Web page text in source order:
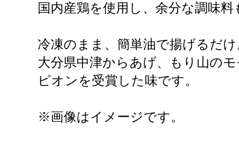
国内産鶏を使用し、余分な調味
冷凍のまま、簡単油で揚げるだけ
大分県中津からあげ、もり山の
ピオンを受賞した味です。
※画像はイメージです。